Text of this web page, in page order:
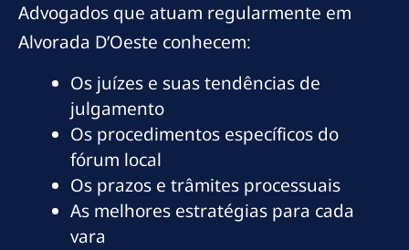
Advogados que atuam regularmente em
Alvorada D’Oeste conhecem:
Os juízes e suas tendências de
julgamento
Os procedimentos específicos do
fórum local
Os prazos e trâmites processuais
As melhores estratégias para cada
vara